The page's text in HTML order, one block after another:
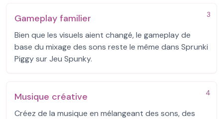
3
Gameplay familier
Bien que les visuels aient changé, le gameplay de
base du mixage des sons reste le même dans Sprunki
Piggy sur Jeu Spunky.
4
Musique créative
Créez de la musique en mélangeant des sons, des